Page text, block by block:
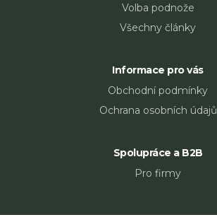
Volba podnože
Všechny články
Informace pro vás
Obchodní podmínky
Ochrana osobních údajů
Spolupráce a B2B
Pro firmy